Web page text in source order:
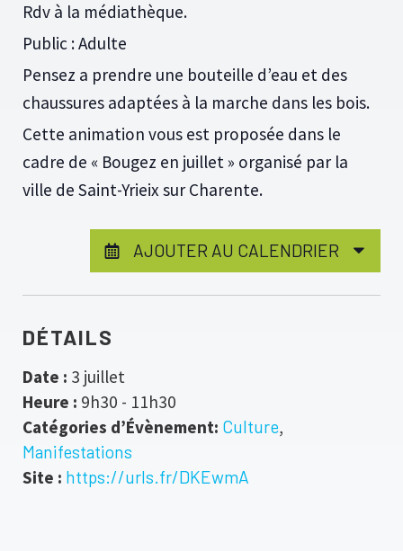
Rdv à la médiathèque.
Public : Adulte
Pensez a prendre une bouteille d’eau et des
chaussures adaptées à la marche dans les bois.
Cette animation vous est proposée dans le
cadre de « Bougez en juillet » organisé par la
ville de Saint-Yrieix sur Charente.
AJOUTER AU CALENDRIER
DÉTAILS
Date : 3 juillet
Heure : 9h30 - 11h30
Catégories d’Évènement: Culture,
Manifestations
Site : https://urls.fr/DKEwmA